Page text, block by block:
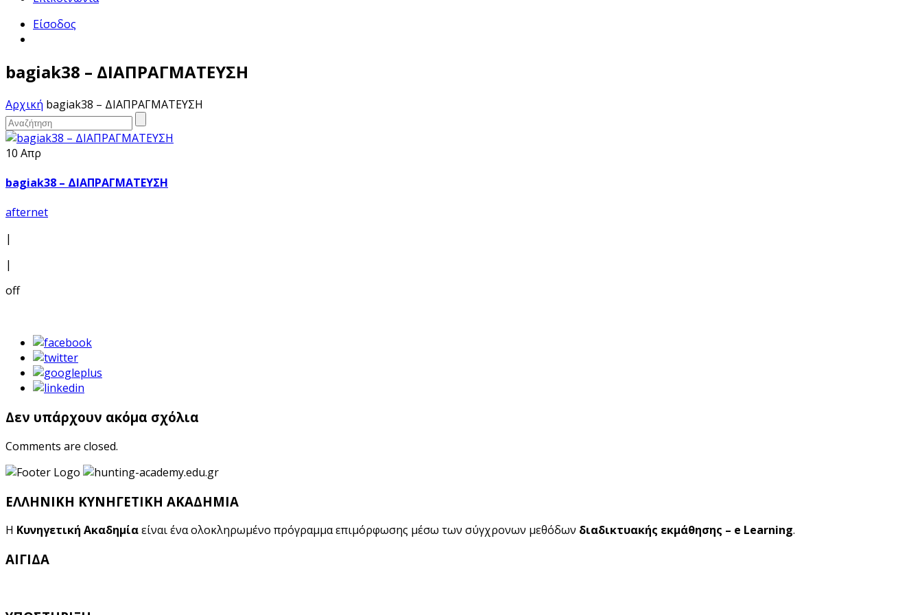
Είσοδος
bagiak38 – ΔΙΑΠΡΑΓΜΑΤΕΥΣΗ
Αρχική bagiak38 – ΔΙΑΠΡΑΓΜΑΤΕΥΣΗ
10 Απρ
bagiak38 – ΔΙΑΠΡΑΓΜΑΤΕΥΣΗ
afternet
|
|
off
Δεν υπάρχουν ακόμα σχόλια
Comments are closed.
ΕΛΛΗΝΙΚΗ ΚΥΝΗΓΕΤΙΚΗ ΑΚΑΔΗΜΙΑ
Η Κυνηγετική Ακαδημίαείναι ένα ολοκληρωμένο πρόγραμμα επιμόρφωσης μέσω των σύγχρονων μεθόδων διαδικτυακής εκμάθησης – e Learning.
ΑΙΓΙΔΑ